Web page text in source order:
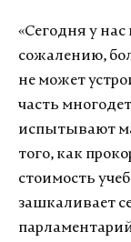
«Сегодня у
сожалению,
не может
часть
испытывают
того, как
стоимость
зашкаливает